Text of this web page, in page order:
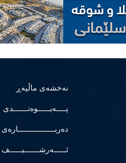
نەخشەی ماڵپەڕ
پــــەیـــــوەنــــــدی
دەربـــــــــــــــارەی
ئـــــەرشــــــیـــــف